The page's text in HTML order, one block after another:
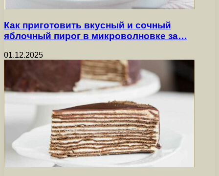
Как приготовить вкусный и сочный
яблочный пирог в микроволновке за…
01.12.2025